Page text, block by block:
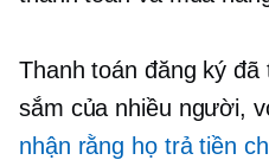
Thanh toán đăng ký
sắm của nhiều người,
nhận rằng họ trả tiền